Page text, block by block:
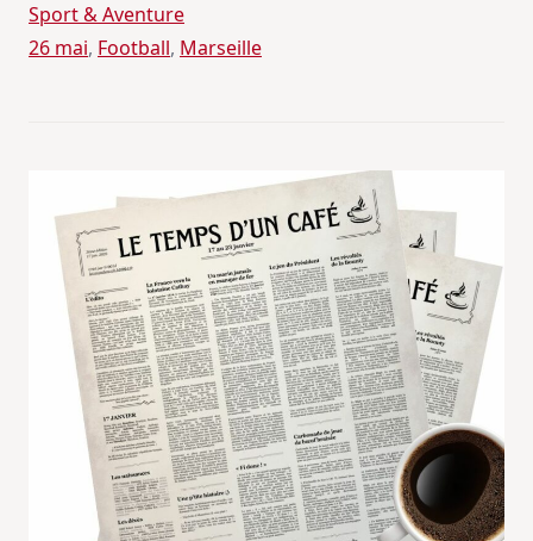
Sport & Aventure
26 mai, Football, Marseille